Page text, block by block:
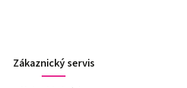
Zákaznický servis